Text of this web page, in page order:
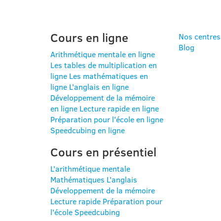
Cours en ligne
Arithmétique mentale en ligne
Les tables de multiplication en
ligne Les mathématiques en
ligne L'anglais en ligne
Développement de la mémoire
en ligne Lecture rapide en ligne
Préparation pour l'école en ligne
Speedcubing en ligne
Cours en présentiel
L'arithmétique mentale
Mathématiques L'anglais
Développement de la mémoire
Lecture rapide Préparation pour
l'école Speedcubing
Nos centres
Blog